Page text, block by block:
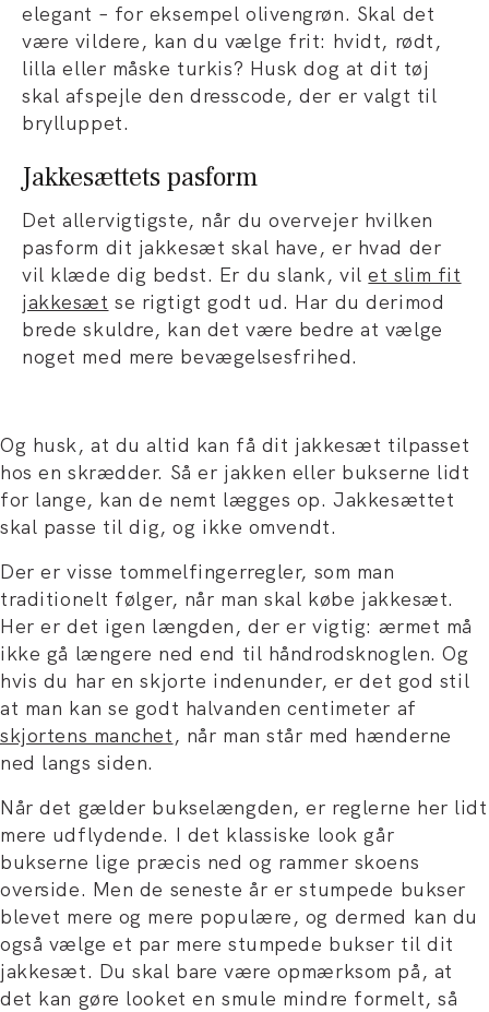
elegant – for eksempel olivengrøn. Skal det
være vildere, kan du vælge frit: hvidt, rødt,
lilla eller måske turkis? Husk dog at dit tøj
skal afspejle den dresscode, der er valgt til
brylluppet.
Jakkesættets pasform
Det allervigtigste, når du overvejer hvilken
pasform dit jakkesæt skal have, er hvad der
vil klæde dig bedst. Er du slank, vilet slim fit
jakkesæt se rigtigt godt ud. Har du derimod
brede skuldre, kan det være bedre at vælge
noget med mere bevægelsesfrihed.
Og husk, at du altid kan få dit jakkesæt tilpasset
hos en skrædder. Så er jakken eller bukserne lidt
for lange, kan de nemt lægges op. Jakkesættet
skal passe til dig, og ikke omvendt.
Der er visse tommelfingerregler, som man
traditionelt følger, når man skal købe jakkesæt.
Her er det igen længden, der er vigtig: ærmet må
ikke gå længere ned end til håndrodsknoglen. Og
hvis du har en skjorte indenunder, er det god stil
at man kan se godt halvanden centimeter af
skjortens manchet, når man står med hænderne
ned langs siden.
Når det gælder bukselængden, er reglerne her lidt
mere udflydende. I det klassiske look går
bukserne lige præcis ned og rammer skoens
overside. Men de seneste år er stumpede bukser
blevet mere og mere populære, og dermed kan du
også vælge et par mere stumpede bukser til dit
jakkesæt. Du skal bare være opmærksom på, at
det kan gøre looket en smule mindre formelt, så